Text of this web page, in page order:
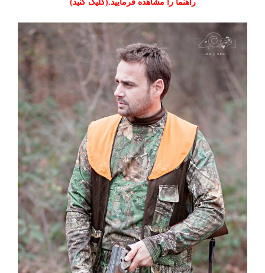
راهنما را مشاهده فرمایید.(کلیک کنید)